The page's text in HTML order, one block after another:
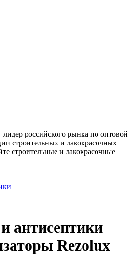
российского рынка по оптовой
строительных и лакокрасочных
строительные и лакокрасочные
антисептики
Rezolux